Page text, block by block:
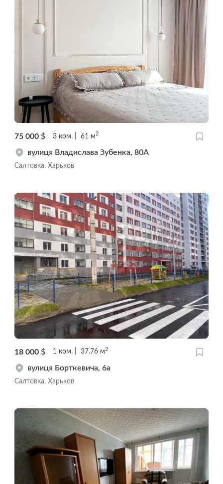
75 000 $ 3 ком. 61 м2
вулиця Владислава Зубенка, 80А
Салтовка, Харьков
18 000 $ 1 ком. 37.76 м 2
вулиця Борткевича, 6a
Салтовка, Харьков